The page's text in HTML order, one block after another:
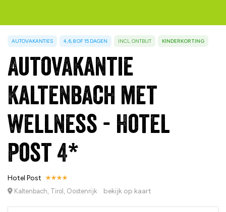
AUTOVAKANTIES 4, 6, 8 OF 15 DAGEN INCL. ONTBIJT KINDERKORTING
Autovakantie
Kaltenbach met
wellness - Hotel
Post 4*
Hotel Post
Kaltenbach, Tirol, Oostenrijk bekijk op kaart